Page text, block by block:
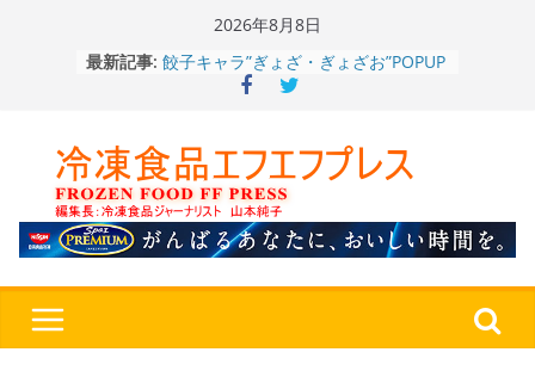
2026年8月8日
最新記事: 餃子キャラ”ぎょざ・ぎょざお”POPUP
ストアで作者にご挨拶、新作”れいと
うこ～こ～”を知る
定さわやかフレーバー「CHEESE
WONDER YELLOW」復刻発売中
今まで無かった大盛！水から簡単レン
ジ♪ふわもちめん！！「冷凍 日清の
どん兵衛 大盛 きつねうどん」
「同 肉うどん」
日清食品冷凍、背油の旨み・コク深い